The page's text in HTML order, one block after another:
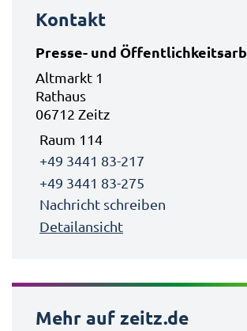
Kontakt
Presse- und
Altmarkt 1
Rathaus
06712 Zeitz
Raum 114
+49 3441 83-217
+49 3441 83-275
Nachricht schreiben
Detailansicht
Mehr auf zeitz.de